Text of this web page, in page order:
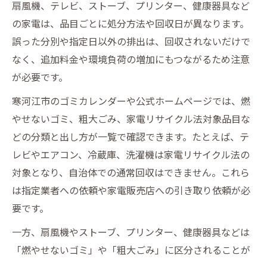
扇風機、テレビ、ストーブ、プリンター、健康器具など
の家電は、品目ごとに処分方法や回収日が異なります。
誤った分別や指定日以外の排出は、回収されないだけで
なく、追加料金や環境負荷の増加にもつながるため注意
が必要です。
寒河江市のゴミカレンダーや公式ホームページでは、燃
やせないゴミ、粗大ごみ、家電リサイクル法対象品目な
どの分類と出し方が一覧で確認できます。たとえば、テ
レビやエアコン、冷蔵庫、洗濯機は家電リサイクル法の
対象となり、自治体での通常回収はできません。これら
は指定業者への依頼や家電販売店への引き取り依頼が必
要です。
一方、扇風機やストーブ、プリンター、健康器具などは
「燃やせないゴミ」や「粗大ごみ」に区分されることが